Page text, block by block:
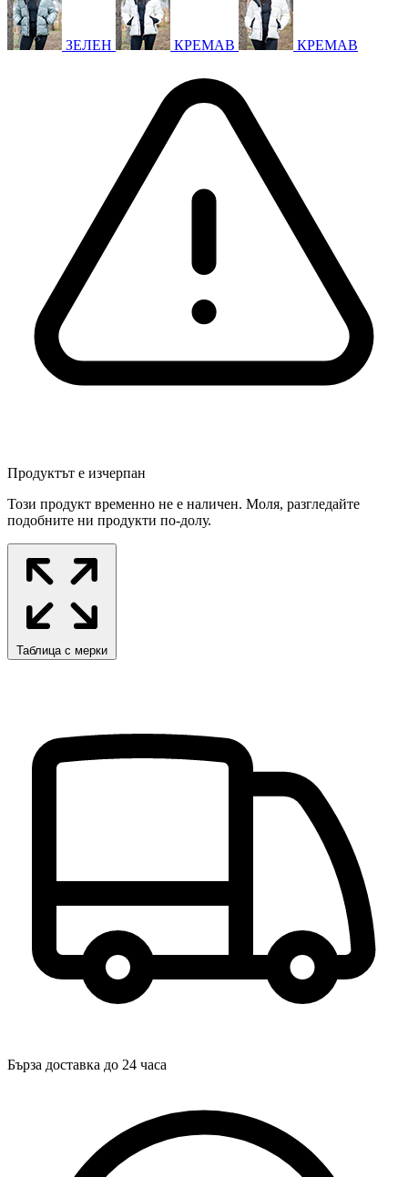
ЗЕЛЕН КРЕМАВ КРЕМАВ
Продуктът е изчерпан
Този продукт временно не е наличен. Моля, разгледайте
подобните ни продукти по-долу.
Таблица с мерки
Бърза доставка до 24 часа